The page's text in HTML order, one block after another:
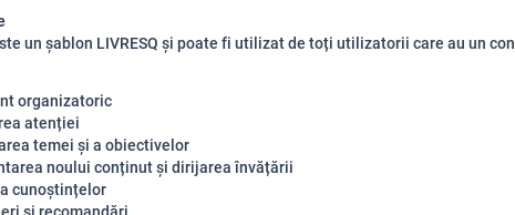
un șablon LIVRESQ și poate fi utilizat de toți utilizatorii care au un
organizatoric
atenției
temei și a obiectivelor
noului conținut și dirijarea învățării
cunoștințelor